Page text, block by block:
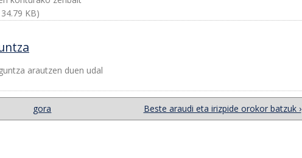
KB)
arautzen duen udal
gora Beste araudi eta irizpide orokor batzuk ›